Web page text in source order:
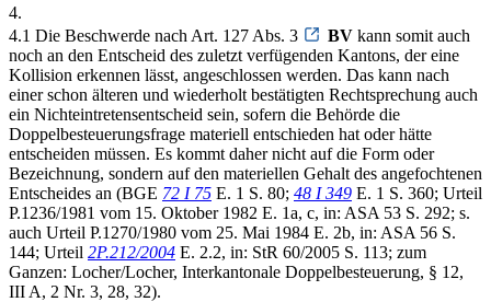
4.
4.1 Die Beschwerde nach Art. 127 Abs. 3
BV kann somit auch
noch an den Entscheid des zuletzt verfügenden Kantons, der eine
Kollision erkennen lässt, angeschlossen werden. Das kann nach
einer schon älteren und wiederholt bestätigten Rechtsprechung auch
ein Nichteintretensentscheid sein, sofern die Behörde die
Doppelbesteuerungsfrage materiell entschieden hat oder hätte
entscheiden müssen. Es kommt daher nicht auf die Form oder
Bezeichnung, sondern auf den materiellen Gehalt des angefochtenen
Entscheides an (BGE 72 I 75 E. 1 S. 80; 48 I 349 E. 1 S. 360; Urteil
P.1236/1981 vom 15. Oktober 1982 E. 1a, c, in: ASA 53 S. 292; s.
auch Urteil P.1270/1980 vom 25. Mai 1984 E. 2b, in: ASA 56 S.
144; Urteil 2P.212/2004 E. 2.2, in: StR 60/2005 S. 113; zum
Ganzen: Locher/Locher, Interkantonale Doppelbesteuerung, § 12,
III A, 2 Nr. 3, 28, 32).